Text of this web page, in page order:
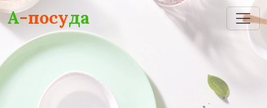
Skip to main content
А-посуда